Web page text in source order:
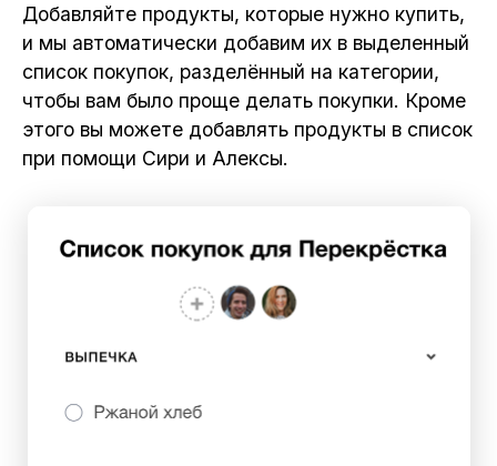
Добавляйте продукты, которые нужно купить,
и мы автоматически добавим их в выделенный
список покупок, разделённый на категории,
чтобы вам было проще делать покупки. Кроме
этого вы можете добавлять продукты в список
при помощи Сири и Алексы.